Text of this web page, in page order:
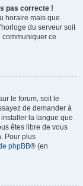
pas correcte !
horaire mais que
du serveur soit
ce
le forum, soit le
de demander à
installer la langue que
êtes libre de vous
Pour plus
phpBB® (en